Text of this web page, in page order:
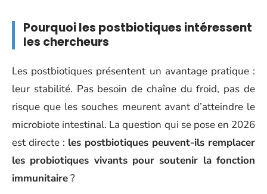
Pourquoi les postbiotiques intéressent
les chercheurs
Les postbiotiques présentent un avantage pratique :
leur stabilité. Pas besoin de chaîne du froid, pas de
risque que les souches meurent avant d’atteindre le
microbiote intestinal. La question qui se pose en 2026
est directe : les postbiotiques peuvent-ils remplacer
les probiotiques vivants pour soutenir la fonction
immunitaire?